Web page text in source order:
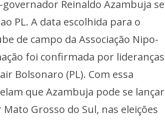
Reinaldo Azambuja se
PL. A data escolhida para o
de campo da Associação Nipo-
foi confirmada por lideranças
Bolsonaro (PL). Com essa
que Azambuja pode se lançar
Grosso do Sul, nas eleições